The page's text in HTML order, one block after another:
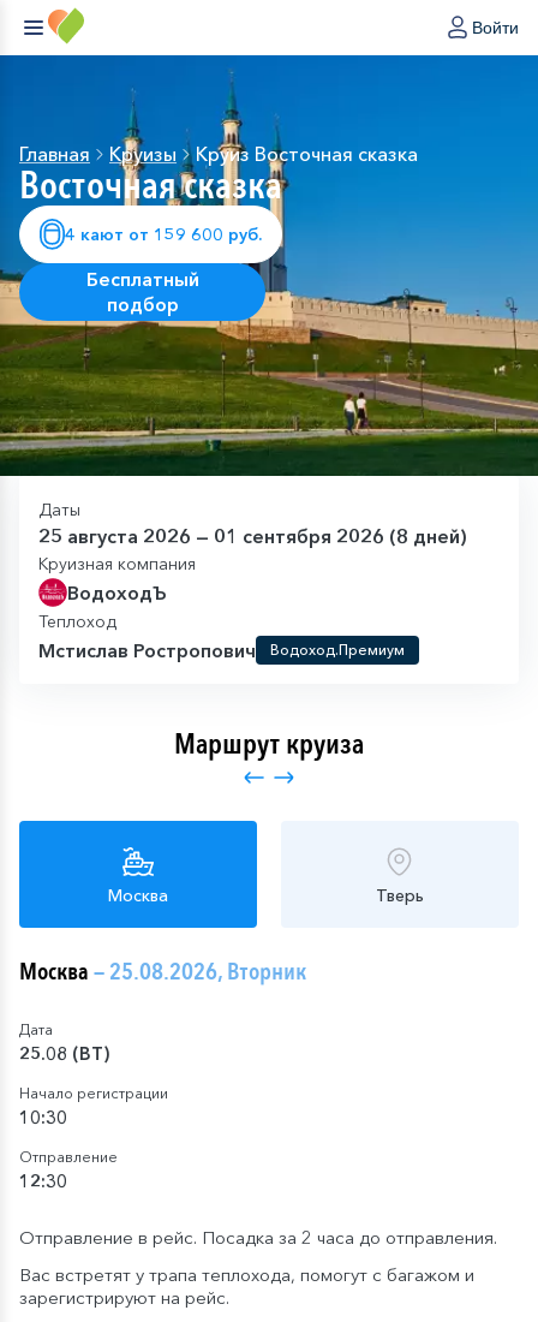
Войти
Главная Круизы Круиз Восточная сказка
Восточная сказка
4 кают от 159 600 руб.
Бесплатный
подбор
Даты
25 августа 2026 — 01 сентября 2026 (8 дней)
Круизная компания
ВодоходЪ
Теплоход
Мстислав Ростропович Водоход.Премиум
Маршрут круиза
Москва Тверь
Москва— 25.08.2026, Вторник
Дата
25.08 (ВТ)
Начало регистрации
10:30
Отправление
12:30
Отправление в рейс. Посадка за 2 часа до отправления.
Вас встретят у трапа теплохода, помогут с багажом и
зарегистрируют на рейс.